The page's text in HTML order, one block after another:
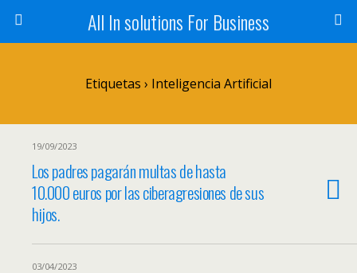
All In solutions For Business
Etiquetas › Inteligencia Artificial
19/09/2023
Los padres pagarán multas de hasta
10.000 euros por las ciberagresiones de sus
hijos.
03/04/2023